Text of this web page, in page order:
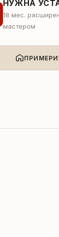
НУЖНА
18 мес.
мастером